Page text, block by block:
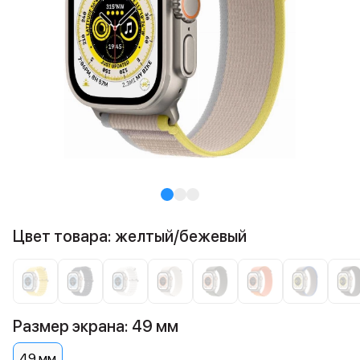
Цвет товара: желтый/бежевый
Размер экрана: 49 мм